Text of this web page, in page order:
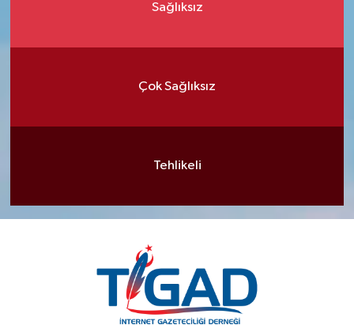
Sağlıksız
Çok Sağlıksız
Tehlikeli